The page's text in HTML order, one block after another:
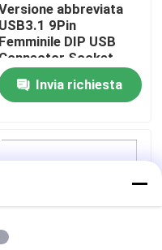
abbreviata
USB3.1 9Pin
Femminile DIP USB
Connector Socket
Tipo C STD
Invia richiesta